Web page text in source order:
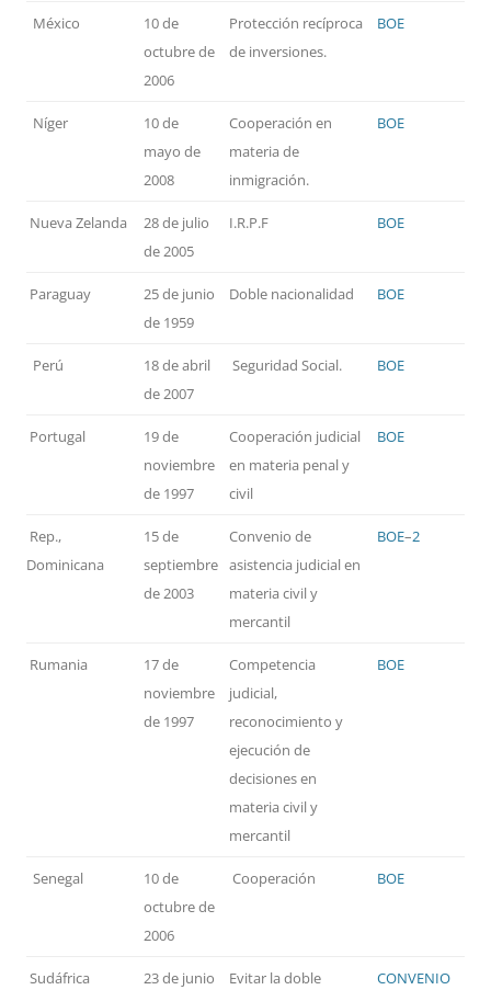
México
10 de
octubre de
2006
Protección recíproca
de inversiones.
BOE
Níger
10 de
mayo de
2008
Cooperación en
materia de
inmigración.
BOE
Nueva Zelanda
28 de julio
de 2005
I.R.P.F BOE
Paraguay
25 de junio
de 1959
Doble nacionalidad BOE
Perú
18 de abril
de 2007
Seguridad Social. BOE
Portugal
19 de
noviembre
de 1997
Cooperación judicial
en materia penal y
civil
BOE
Rep.,
Dominicana
15 de
septiembre
de 2003
Convenio de
asistencia judicial en
materia civil y
mercantil
BOE–2
Rumania
17 de
noviembre
de 1997
Competencia
judicial,
reconocimiento y
ejecución de
decisiones en
materia civil y
mercantil
BOE
Senegal
10 de
octubre de
2006
Cooperación BOE
Sudáfrica
23 de junio
Evitar la doble
CONVENIO